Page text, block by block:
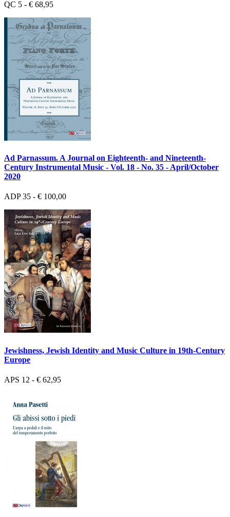
QC 5 - € 68,95
Ad Parnassum. A Journal on Eighteenth- and Nineteenth-
Century Instrumental Music - Vol. 18 - No. 35 - April/October
2020
ADP 35 - € 100,00
Jewishness, Jewish Identity and Music Culture in 19th-Century
Europe
APS 12 - € 62,95